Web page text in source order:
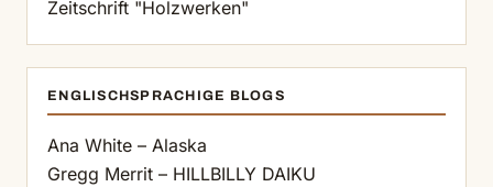
Zeitschrift "Holzwerken"
ENGLISCHSPRACHIGE BLOGS
Ana White – Alaska
Gregg Merrit – HILLBILLY DAIKU